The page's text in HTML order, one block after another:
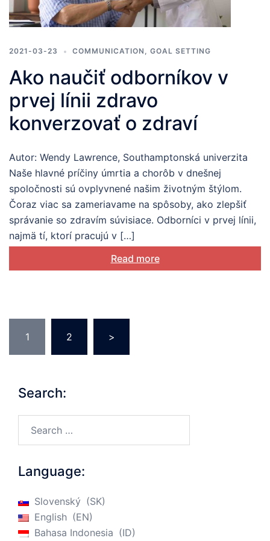
2021-03-23 COMMUNICATION , GOAL SETTING
Ako naučiť odborníkov v
prvej línii zdravo
konverzovať o zdraví
Autor: Wendy Lawrence, Southamptonská univerzita
Naše hlavné príčiny úmrtia a chorôb v dnešnej
spoločnosti sú ovplyvnené našim životným štýlom.
Čoraz viac sa zameriavame na spôsoby, ako zlepšiť
správanie so zdravím súvisiace. Odborníci v prvej línii,
najmä tí, ktorí pracujú v […]
Read more
pagination
1 2 >
Search:
Language:
Slovenský
SK
English
EN
Bahasa Indonesia
ID